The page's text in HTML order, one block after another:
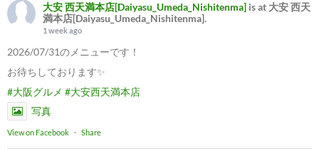
大安 西天満本店[Daiyasu_Umeda_Nishitenma] is at 大安 西天
満本店[Daiyasu_Umeda_Nishitenma].
1 week ago
2026/07/31のメニューです！
お待ちしております✨
#大阪グルメ #大安西天満本店
写真
View on Facebook · Share